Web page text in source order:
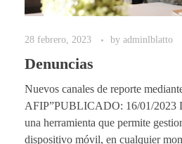
28 febrero, 2023 by adminlblatto
Denuncias
Nuevos canales de reporte
AFIP”PUBLICADO: 16/01/2023
una herramienta que permite
dispositivo móvil, en cualquier